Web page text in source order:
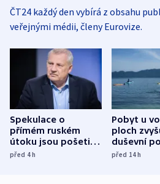
ČT24 každý den vybírá z obsahu
veřejnými médii, členy Eurovize.
Spekulace o
přímém ruském
útoku jsou pošetilé,
míní estonský
před 4h
Pobyt u
ploch
duševní
ukázala
před 14h